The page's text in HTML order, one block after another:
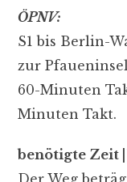
ÖPNV:
S1 bis Berlin-
zur
60-Minuten
Minuten Takt.
benötigte Zeit |
Der Weg